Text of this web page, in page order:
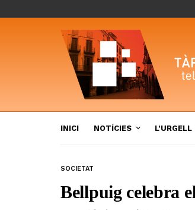
INICI NOTÍCIES L’URGELL
SOCIETAT
Bellpuig celebra